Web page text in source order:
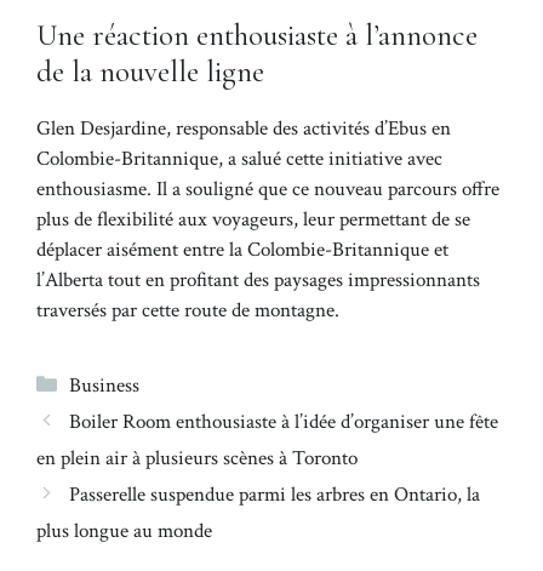
Une réaction enthousiaste à l’annonce
de la nouvelle ligne
Glen Desjardine, responsable des activités d’Ebus en
Colombie-Britannique, a salué cette initiative avec
enthousiasme. Il a souligné que ce nouveau parcours offre
plus de flexibilité aux voyageurs, leur permettant de se
déplacer aisément entre la Colombie-Britannique et
l’Alberta tout en profitant des paysages impressionnants
traversés par cette route de montagne.
Catégories
Business
Boiler Room enthousiaste à l’idée d’organiser une fête
en plein air à plusieurs scènes à Toronto
Passerelle suspendue parmi les arbres en Ontario, la
plus longue au monde